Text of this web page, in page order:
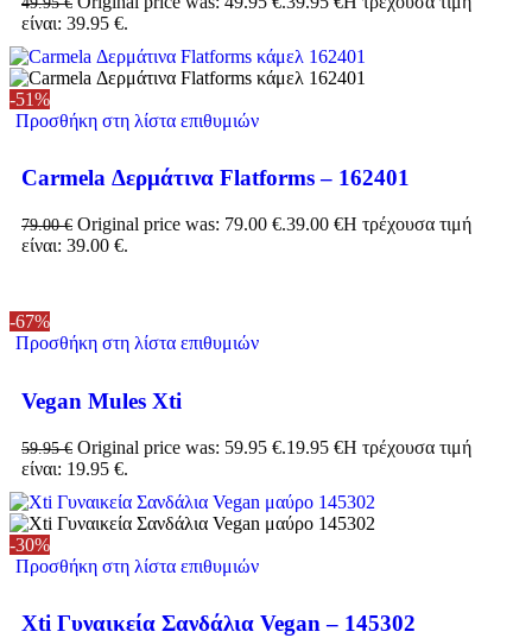
είναι: 39.95 €.
-51%
Προσθήκη στη λίστα επιθυμιών
Carmela Δερμάτινα Flatforms – 162401
79.00€ Original price was: 79.00 €.39.00 €Η τρέχουσα τιμή
είναι: 39.00 €.
-67%
Προσθήκη στη λίστα επιθυμιών
Vegan Mules Xti
59.95€ Original price was: 59.95 €.19.95 €Η τρέχουσα τιμή
είναι: 19.95 €.
-30%
Προσθήκη στη λίστα επιθυμιών
Xti Γυναικεία Σανδάλια Vegan – 145302